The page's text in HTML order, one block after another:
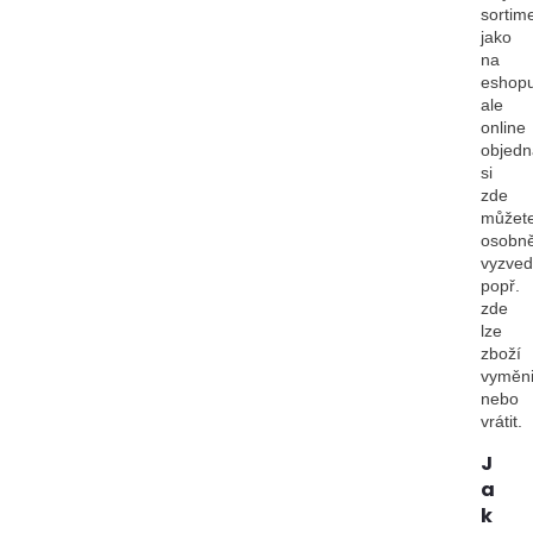
jako
na
ale
online
si
zde
popř.
zde
lze
zboží
nebo
vrátit.
J
a
k